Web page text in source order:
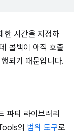
한 시간을 지정하
콜백이 아직 호출
되기 때문입니다.
파티 라이브러리
의 범위 도구로